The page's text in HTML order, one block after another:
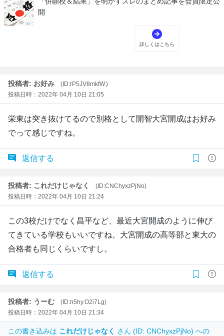
投稿者: お好み
(ID:rP5JV8mkfW.)
投稿日時：2022年 04月 10日 21:05
栄東は突き抜けてるので別格として開智大宮開成はお好み
でって感じですね。
返信する
投稿者: これだけじゃなく
(ID:CNChyxzPjNo)
投稿日時：2022年 04月 10日 21:24
この3校だけでなく昌平など、最近大宮開成のように伸び
てきている学校もいいですね。大宮開成の高等部と東大の
合格者も同じくらいですし。
返信する
投稿者: うーむ
(ID:n5hy.O2i7Lg)
投稿日時：2022年 04月 10日 21:34
この書き込みは これだけじゃなく さん (ID: CNChyxzPjNo) への